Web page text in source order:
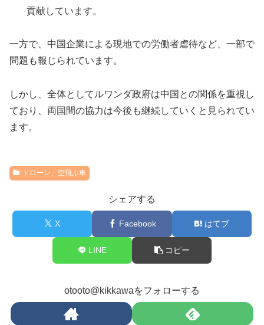
貢献しています。
一方で、中国企業による現地での労働者虐待など、一部で
問題も報じられています。
しかし、全体としてルワンダ政府は中国との関係を重視し
ており、両国間の協力は今後も継続していくと見られてい
ます。
ドローン、空飛ぶ車
シェアする
X Facebook はてブ
LINE コピー
otooto@kikkawaをフォローする